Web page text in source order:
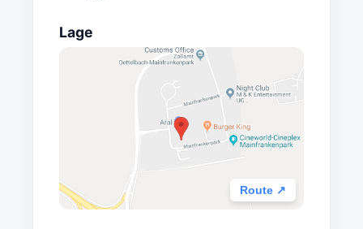
Lage
Route ↗